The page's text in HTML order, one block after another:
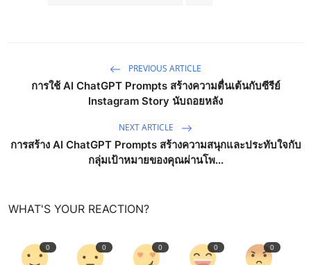
PREVIOUS ARTICLE
การใช้ AI ChatGPT Prompts สร้างความตื่นเต้นกับซีรีย์
Instagram Story นับถอยหลัง
NEXT ARTICLE
การสร้าง AI ChatGPT Prompts สร้างความสนุกและประทับใจกับ
กลุ่มเป้าหมายของคุณผ่านโพ...
WHAT'S YOUR REACTION?
0 0 0 0 0